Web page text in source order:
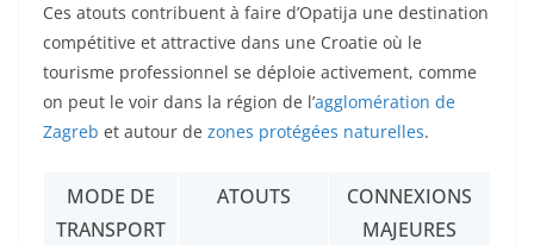
Ces atouts contribuent à faire d’Opatija une destination
compétitive et attractive dans une Croatie où le
tourisme professionnel se déploie activement, comme
on peut le voir dans la région de l’agglomération de
Zagreb et autour de zones protégées naturelles.
MODE DE
TRANSPORT
ATOUTS
CONNEXIONS
MAJEURES